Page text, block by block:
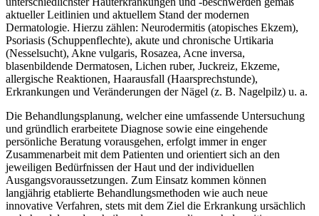
aktueller Leitlinien und aktuellem Stand der modernen
Dermatologie. Hierzu zählen: Neurodermitis (atopisches Ekzem),
Psoriasis (Schuppenflechte), akute und chronische Urtikaria
(Nesselsucht), Akne vulgaris, Rosazea, Acne inversa,
blasenbildende Dermatosen, Lichen ruber, Juckreiz, Ekzeme,
allergische Reaktionen, Haarausfall (Haarsprechstunde),
Erkrankungen und Veränderungen der Nägel (z. B. Nagelpilz) u. a.
Die Behandlungsplanung, welcher eine umfassende Untersuchung
und gründlich erarbeitete Diagnose sowie eine eingehende
persönliche Beratung vorausgehen, erfolgt immer in enger
Zusammenarbeit mit dem Patienten und orientiert sich an den
jeweiligen Bedürfnissen der Haut und der individuellen
Ausgangsvoraussetzungen. Zum Einsatz kommen können
langjährig etablierte Behandlungsmethoden wie auch neue
innovative Verfahren, stets mit dem Ziel die Erkrankung ursächlich